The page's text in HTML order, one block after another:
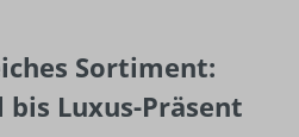
Sortiment:
bis Luxus-Präsent